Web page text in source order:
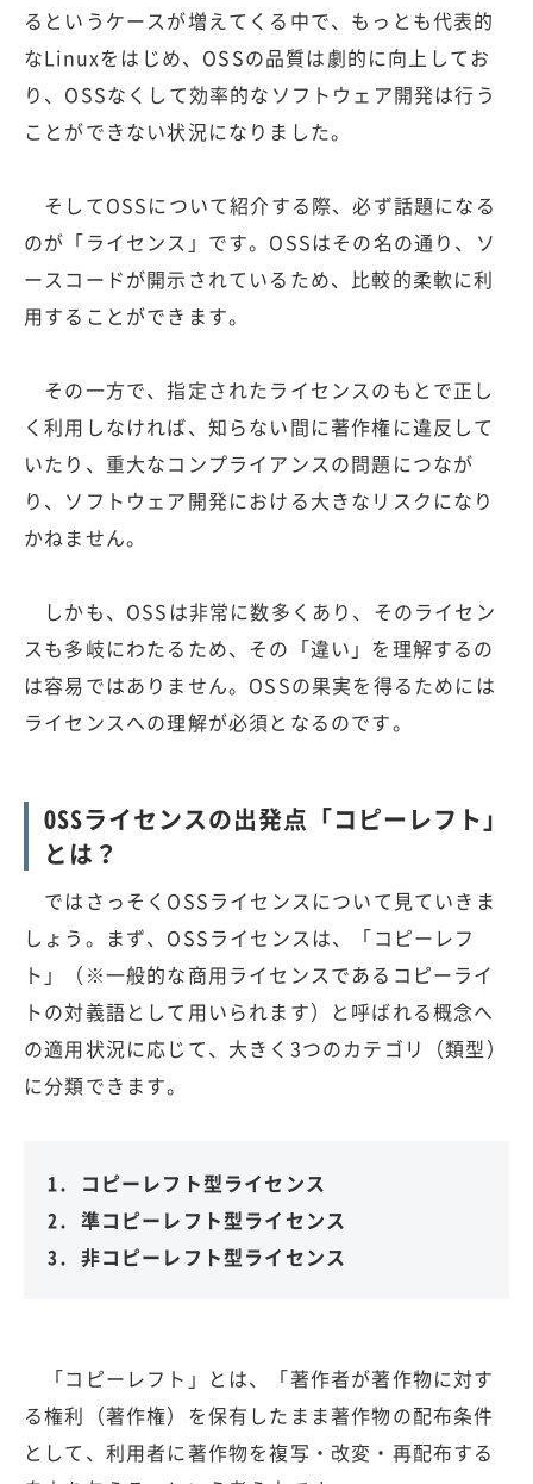
るというケースが増えてくる中で、もっとも代表的
なLinuxをはじめ、OSSの品質は劇的に向上してお
り、OSSなくして効率的なソフトウェア開発は行う
ことができない状況になりました。
そしてOSSについて紹介する際、必ず話題になる
のが「ライセンス」です。OSSはその名の通り、ソ
ースコードが開示されているため、比較的柔軟に利
用することができます。
その一方で、指定されたライセンスのもとで正し
く利用しなければ、知らない間に著作権に違反して
いたり、重大なコンプライアンスの問題につなが
り、ソフトウェア開発における大きなリスクになり
かねません。
しかも、OSSは非常に数多くあり、そのライセン
スも多岐にわたるため、その「違い」を理解するの
は容易ではありません。OSSの果実を得るためには
ライセンスへの理解が必須となるのです。
OSSライセンスの出発点「コピーレフト」
とは？
ではさっそくOSSライセンスについて見ていきま
しょう。まず、OSSライセンスは、「コピーレフ
ト」（※一般的な商用ライセンスであるコピーライ
トの対義語として用いられます）と呼ばれる概念へ
の適用状況に応じて、大きく3つのカテゴリ（類型）
に分類できます。
1. コピーレフト型ライセンス
2. 準コピーレフト型ライセンス
3. 非コピーレフト型ライセンス
「コピーレフト」とは、「著作者が著作物に対す
る権利（著作権）を保有したまま著作物の配布条件
として、利用者に著作物を複写・改変・再配布する